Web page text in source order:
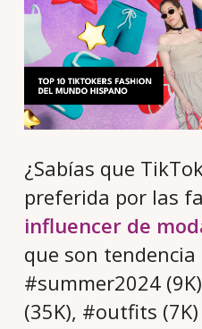
¿Sabías que
preferida por las
influencer de
que son tendencia
#summer2024
(35K), #outfits